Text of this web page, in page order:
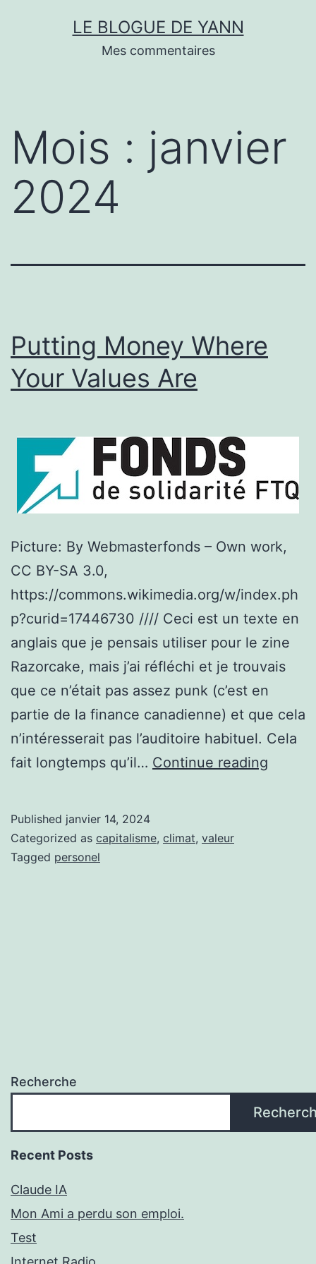
LE BLOGUE DE YANN
Mes commentaires
Mois : janvier
2024
Putting Money Where
Your Values Are
Picture: By Webmasterfonds – Own work,
CC BY-SA 3.0,
https://commons.wikimedia.org/w/index.ph
p?curid=17446730 //// Ceci est un texte en
anglais que je pensais utiliser pour le zine
Razorcake, mais j’ai réfléchi et je trouvais
que ce n’était pas assez punk (c’est en
partie de la finance canadienne) et que cela
n’intéresserait pas l’auditoire habituel. Cela
fait longtemps qu’il… Continue reading
Published janvier 14, 2024
Categorized as capitalisme, climat, valeur
Tagged personel
Recherche
Recent Posts
Claude IA
Mon Ami a perdu son emploi.
Test